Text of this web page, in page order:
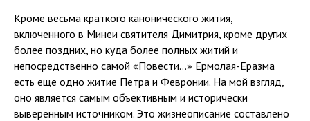
Кроме весьма краткого канонического жития,
включенного в Минеи святителя Димитрия, кроме других
более поздних, но куда более полных житий и
непосредственно самой «Повести…» Ермолая-Еразма
есть еще одно житие Петра и Февронии. На мой взгляд,
оно является самым объективным и исторически
выверенным источником. Это жизнеописание составлено